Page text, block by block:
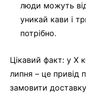
люди можуть
уникай кави і
потрібно.
Цікавий факт: у X
липня – це привід
замовити